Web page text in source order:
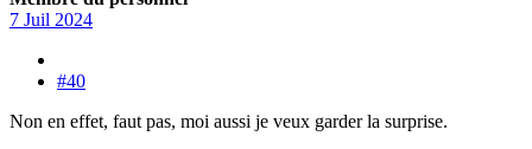
7 Juil 2024
#40
Non en effet, faut pas, moi aussi je veux garder la surprise.